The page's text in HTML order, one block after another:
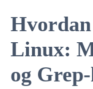
Linux:
og